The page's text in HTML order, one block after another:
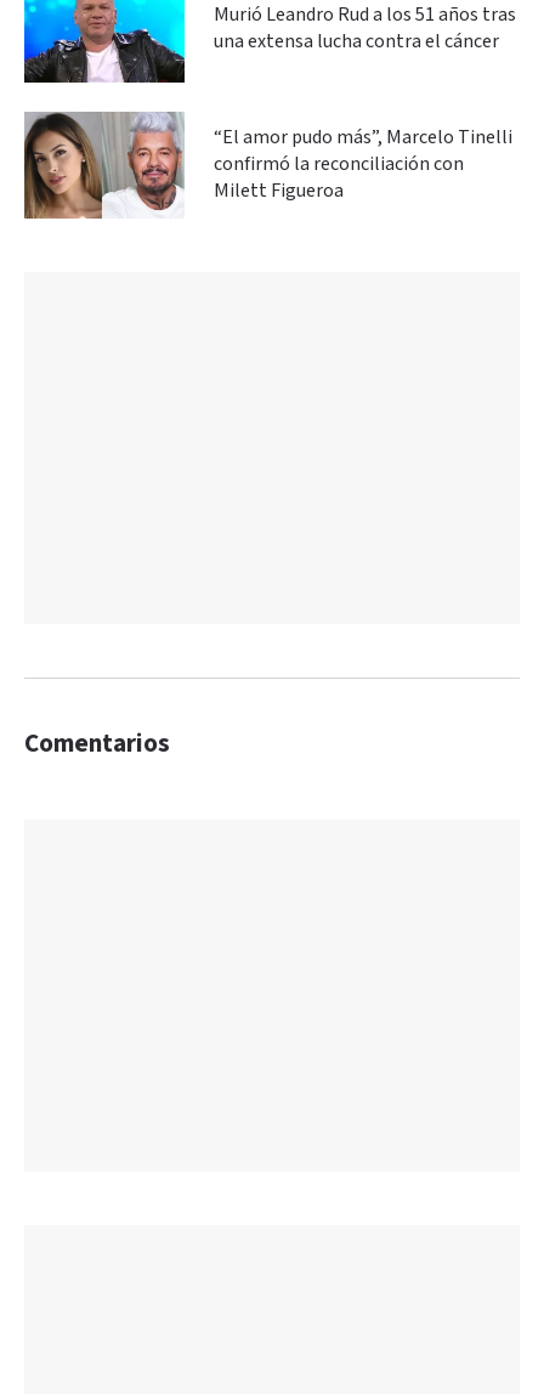
Murió Leandro Rud a los 51 años tras
una extensa lucha contra el cáncer
“El amor pudo más”, Marcelo Tinelli
confirmó la reconciliación con
Milett Figueroa
Comentarios